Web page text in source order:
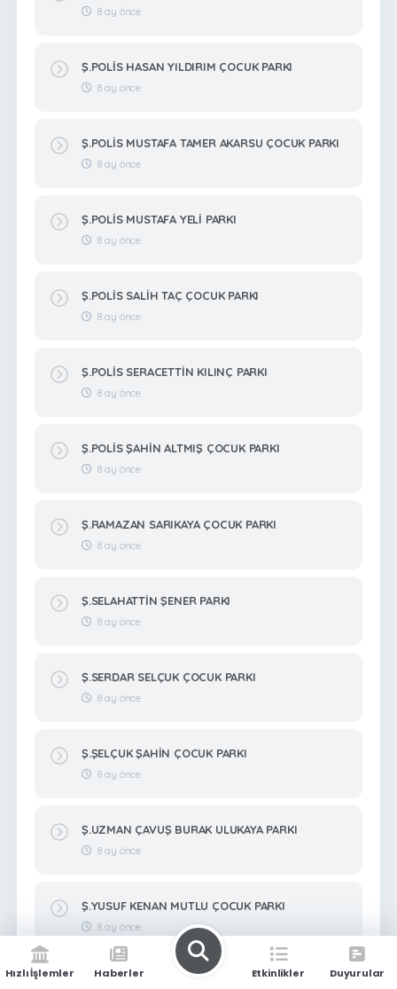
8 ay önce
Ş.POLİS HASAN YILDIRIM ÇOCUK PARKI
8 ay önce
Ş.POLİS MUSTAFA TAMER AKARSU ÇOCUK PARKI
8 ay önce
Ş.POLİS MUSTAFA YELİ PARKI
8 ay önce
Ş.POLİS SALİH TAÇ ÇOCUK PARKI
8 ay önce
Ş.POLİS SERACETTİN KILINÇ PARKI
8 ay önce
Ş.POLİS ŞAHİN ALTMIŞ ÇOCUK PARKI
8 ay önce
Ş.RAMAZAN SARIKAYA ÇOCUK PARKI
8 ay önce
Ş.SELAHATTİN ŞENER PARKI
8 ay önce
Ş.SERDAR SELÇUK ÇOCUK PARKI
8 ay önce
Ş.ŞELÇUK ŞAHİN ÇOCUK PARKI
8 ay önce
Ş.UZMAN ÇAVUŞ BURAK ULUKAYA PARKI
8 ay önce
Ş.YUSUF KENAN MUTLU ÇOCUK PARKI
8 ay önce
Ş.ZEKERİYA BİTMEZ ÇOCUK PARKI
Hızlı İşlemler Haberler Etkinlikler Duyurular